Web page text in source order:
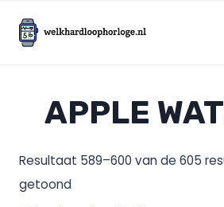
naar
inhoud
APPLE
Resultaat 589–600 van de 605
getoond